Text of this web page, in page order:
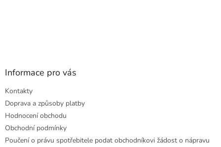
Informace pro vás
Kontakty
Doprava a způsoby platby
Hodnocení obchodu
Obchodní podmínky
Poučení o právu spotřebitele podat obchodníkovi žádost o nápravu